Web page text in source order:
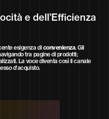
e dell’Efficienza
esigenza diconvenienza. Gli
tra pagine di prodotti;
La voce diventa così il canale
d'acquisto.